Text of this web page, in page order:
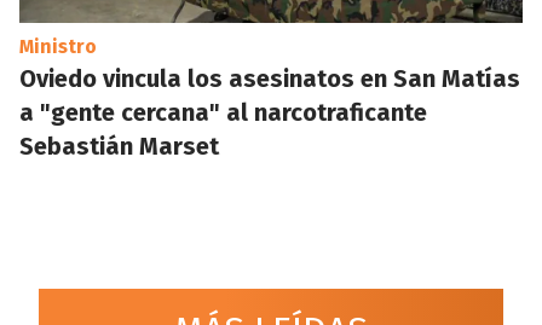
Ministro
Oviedo vincula los asesinatos en San Matías
a "gente cercana" al narcotraficante
Sebastián Marset